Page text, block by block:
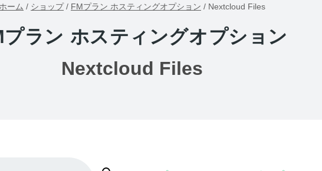
ーム / ショップ / FMプラン ホスティングオプション / Nextcloud Files
プラン ホスティングオプション
Nextcloud Files